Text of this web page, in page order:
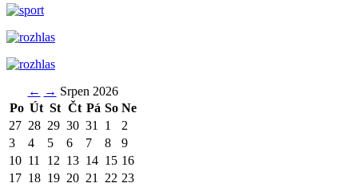
← → Srpen 2026
Po Út St Čt Pá So Ne
27 28 29 30 31 1
2
3
4 5 6 7 8
9
10 11 12 13 14 15 16
17 18 19 20 21 22 23